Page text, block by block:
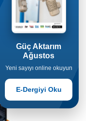
Güç Aktarım
Ağustos
Yeni sayıyı online okuyun
E-Dergiyi Oku